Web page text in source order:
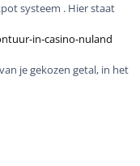
systeem . Hier staat
in-casino-nuland
je gekozen getal, in het